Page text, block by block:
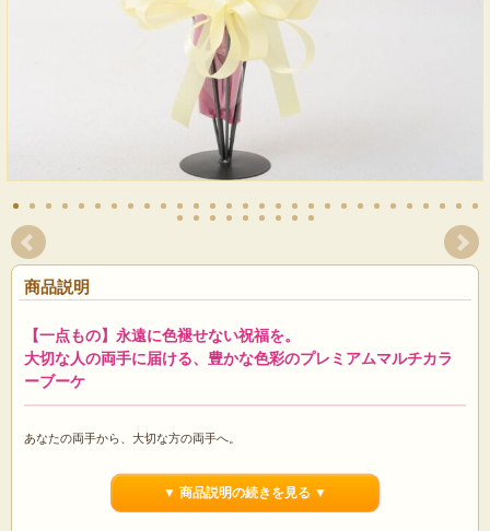
商品説明
【一点もの】永遠に色褪せない祝福を。
大切な人の両手に届ける、豊かな色彩のプレミアムマルチカラ
ーブーケ
あなたの両手から、大切な方の両手へ。
色彩のときめきが広がります。
▼ 商品説明の続きを見る ▼